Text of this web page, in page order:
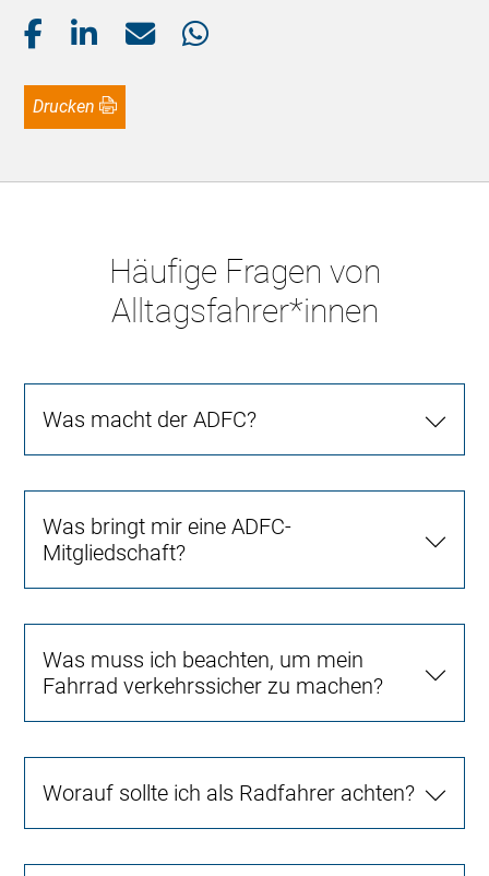
Drucken
Häufige Fragen von
Alltagsfahrer*innen
Was macht der ADFC?
Was bringt mir eine ADFC-
Mitgliedschaft?
Was muss ich beachten, um mein
Fahrrad verkehrssicher zu machen?
Worauf sollte ich als Radfahrer achten?